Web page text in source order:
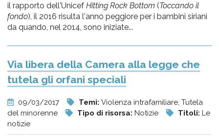
il rapporto dell'Unicef Hitting Rock Bottom (Toccando il
fondo), il 2016 risulta l'anno peggiore per i bambini siriani
da quando, nel 2014, sono iniziate...
Via libera della Camera alla legge che
tutela gli orfani speciali
09/03/2017 Temi: Violenza intrafamiliare, Tutela
del minorenne
Tipo di risorsa: Notizie Titoli: Le
notizie